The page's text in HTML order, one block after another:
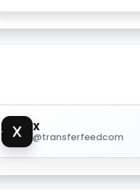
X
@transferfeedcom